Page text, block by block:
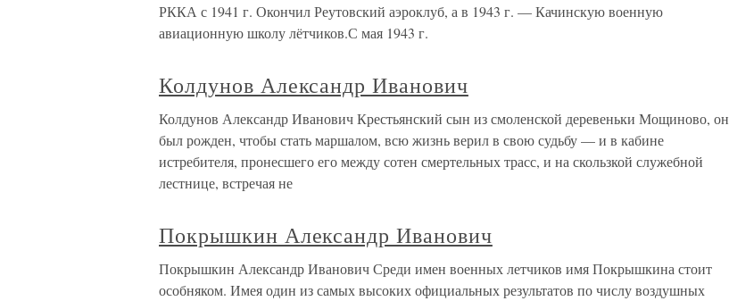
РККА с 1941 г. Окончил Реутовский аэроклуб, а в 1943 г. — Качинскую военную
авиационную школу лётчиков.С мая 1943 г.
Колдунов Александр Иванович
Колдунов Александр Иванович Крестьянский сын из смоленской деревеньки Мощиново, он
был рожден, чтобы стать маршалом, всю жизнь верил в свою судьбу — и в кабине
истребителя, пронесшего его между сотен смертельных трасс, и на скользкой служебной
лестнице, встречая не
Покрышкин Александр Иванович
Покрышкин Александр Иванович Среди имен военных летчиков имя Покрышкина стоит
особняком. Имея один из самых высоких официальных результатов по числу воздушных